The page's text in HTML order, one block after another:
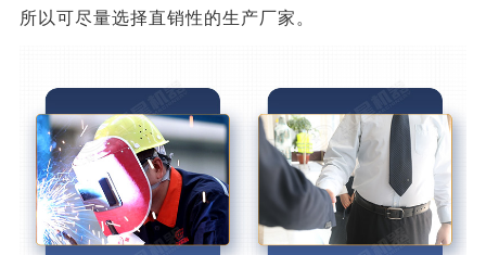
所以可尽量选择直销性的生产厂家。